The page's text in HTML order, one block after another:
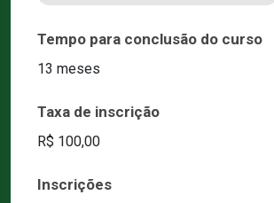
Tempo para conclusão do curso
13 meses
Taxa de inscrição
R$ 100,00
Inscrições